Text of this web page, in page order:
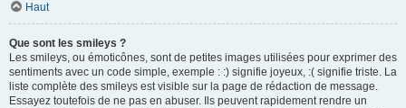
Haut
Que sont les smileys ?
Les smileys, ou émoticônes, sont de petites images utilisées pour exprimer des
sentiments avec un code simple, exemple : :) signifie joyeux, :( signifie triste. La
liste complète des smileys est visible sur la page de rédaction de message.
Essayez toutefois de ne pas en abuser. Ils peuvent rapidement rendre un